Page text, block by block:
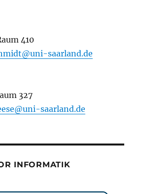
410
saarland.de
327
saarland.de
INFORMATIK